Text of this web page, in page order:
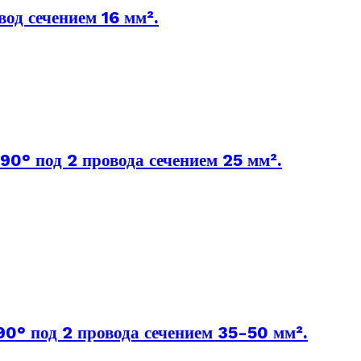
сечением 16 мм².
под 2 провода сечением 25 мм².
под 2 провода сечением 35-50 мм².